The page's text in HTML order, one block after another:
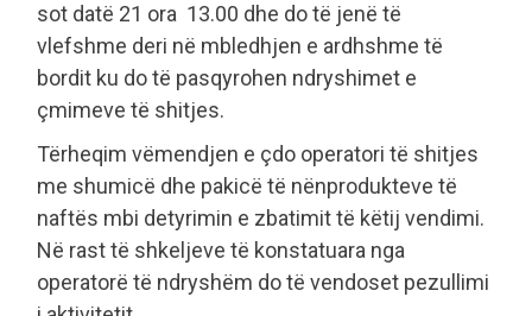
sot datë 21 ora 13.00 dhe do të jenë të
vlefshme deri në mbledhjen e ardhshme të
bordit ku do të pasqyrohen ndryshimet e
çmimeve të shitjes.
Tërheqim vëmendjen e çdo operatori të shitjes
me shumicë dhe pakicë të nënprodukteve të
naftës mbi detyrimin e zbatimit të këtij vendimi.
Në rast të shkeljeve të konstatuara nga
operatorë të ndryshëm do të vendoset pezullimi